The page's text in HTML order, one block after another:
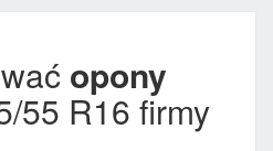
opony
55 R16 firmy